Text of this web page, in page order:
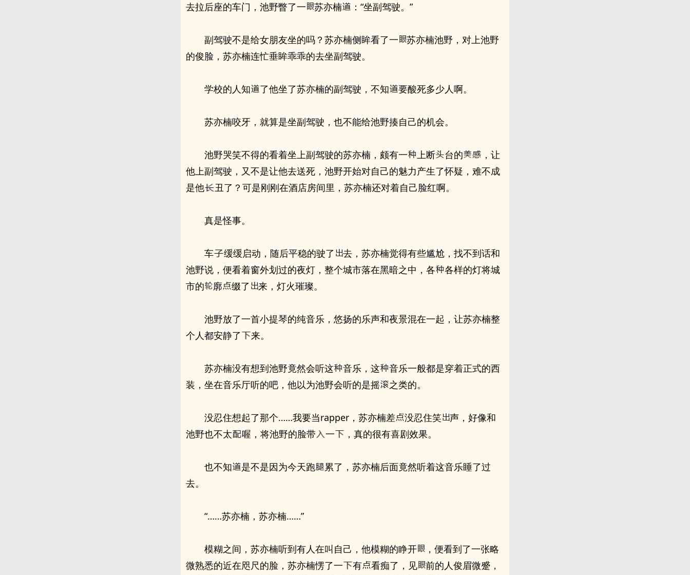
去拉后座的车门，池野瞥了一
苏亦楠 ：“坐副驾驶。”
副驾驶不是给女朋友坐的吗？苏亦楠侧眸看了一
苏亦楠池野，对上池野
的俊脸，苏亦楠连忙垂眸乖乖的去坐副驾驶。
学校的人知 了他坐了苏亦楠的副驾驶，不知 要酸死多少人啊。
苏亦楠咬牙，就算是坐副驾驶，也不能给池野揍自己的机会。
池野哭笑不得的看着坐上副驾驶的苏亦楠，颇有一 上断 台的
，让
他上副驾驶，又不是让他去送死，池野开始对自己的魅力产生了怀疑，难不成
是他
丑了？可是刚刚在酒店房间里，苏亦楠还对着自己脸红啊。
真是怪事。
车 缓缓启动，随后平稳的驶了
去，苏亦楠觉得有些尴尬，找不到话和
池野说，便看着窗外划过的夜灯，整个城市落在黑暗之中，各
各样的灯将城
市的
廓 缀了 来，灯火璀璨。
池野放了一首小提琴的纯音乐，悠扬的乐声和夜景混在一起，让苏亦楠整
个人都安静了
来。
苏亦楠没有想到池野竟然会听这 音乐，这
音乐一般都是穿着正式的西
装，坐在音乐厅听的吧，他以为池野会听的是摇
之类的。
没忍住想起了那个……我要当rapper，苏亦楠差 没忍住笑
声，好像和
池野也不太
喔，将池野的脸带 一 ，真的很有喜剧效果。
也不知 是不是因为今天跑
累了，苏亦楠后面竟然听着这音乐睡了过
去。
“……苏亦楠，苏亦楠……”
模糊之间，苏亦楠听到有人在叫自己，他模糊的睁开
，便看到了一张略
微熟悉的近在咫尺的脸，苏亦楠愣了一
有 看痴了，见
前的人俊眉微蹙，